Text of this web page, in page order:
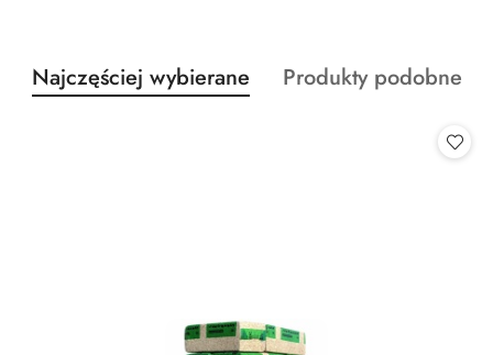
Pomiń karuzelę produktów
Produkty
o
Najczęściej wybierane
Produkty
Produkty podobne